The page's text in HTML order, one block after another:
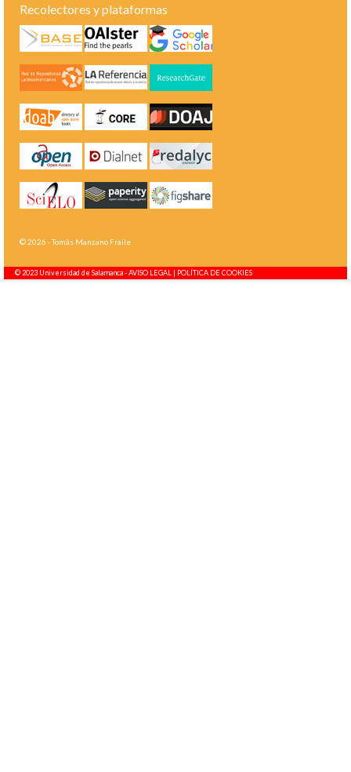
Recolectores y plataformas
© 2026 - Tomás Manzano Fraile
© 2023 Universidad de Salamanca -AVISO LEGAL | POLÍTICA DE COOKIES